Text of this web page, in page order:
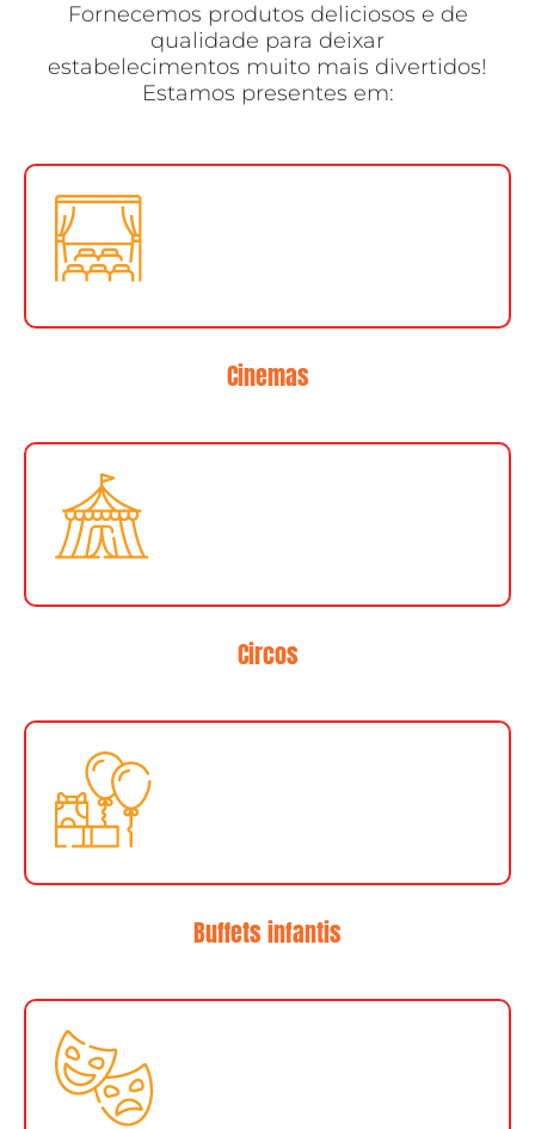
Fornecemos produtos deliciosos e de
qualidade para deixar
estabelecimentos muito mais divertidos!
Estamos presentes em:
Cinemas
Circos
Buffets infantis